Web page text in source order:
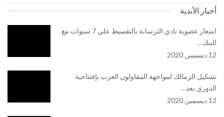
أخبار الأندية
اسعار عضوية نادي الترسانة بالتقسيط علي 7 سنوات مع
البنك…
12 ديسمبر, 2020
تشكيل الزمالك لمواجهة المقاولون العرب بإفتتاحية
الدوري بعد…
12 ديسمبر, 2020